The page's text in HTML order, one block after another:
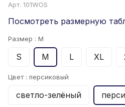
Арт. 101WOS
Посмотреть размерную
Размер : M
S M L XL
Цвет : персиковый
светло-зелёный